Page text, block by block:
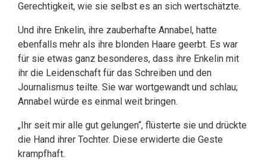
Gerechtigkeit, wie sie selbst es an sich wertschätzte.
Und ihre Enkelin, ihre zauberhafte Annabel, hatte
ebenfalls mehr als ihre blonden Haare geerbt. Es war
für sie etwas ganz besonderes, dass ihre Enkelin mit
ihr die Leidenschaft für das Schreiben und den
Journalismus teilte. Sie war wortgewandt und schlau;
Annabel würde es einmal weit bringen.
„Ihr seit mir alle gut gelungen“, flüsterte sie und drückte
die Hand ihrer Tochter. Diese erwiderte die Geste
krampfhaft.